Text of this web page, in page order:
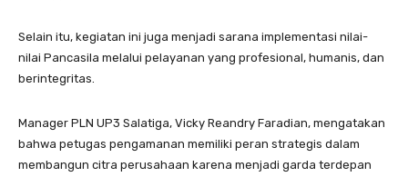
Selain itu, kegiatan ini juga menjadi sarana implementasi nilai-
nilai Pancasila melalui pelayanan yang profesional, humanis, dan
berintegritas.
Manager PLN UP3 Salatiga, Vicky Reandry Faradian, mengatakan
bahwa petugas pengamanan memiliki peran strategis dalam
membangun citra perusahaan karena menjadi garda terdepan